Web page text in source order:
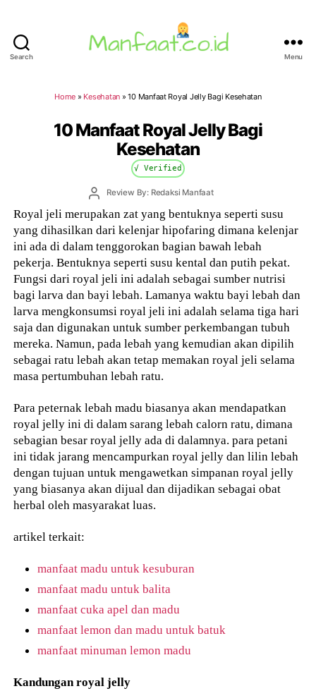
Search Menu
Home » Kesehatan »10 Manfaat Royal Jelly Bagi Kesehatan
10 Manfaat Royal Jelly Bagi
Kesehatan
√ Verified
PostReview By: Redaksi Manfaat
Royal jeli merupakan zat yang bentuknya seperti susu
yang dihasilkan dari kelenjar hipofaring dimana kelenjar
ini ada di dalam tenggorokan bagian bawah lebah
pekerja. Bentuknya seperti susu kental dan putih pekat.
Fungsi dari royal jeli ini adalah sebagai sumber nutrisi
bagi larva dan bayi lebah. Lamanya waktu bayi lebah dan
larva mengkonsumsi royal jeli ini adalah selama tiga hari
saja dan digunakan untuk sumber perkembangan tubuh
mereka. Namun, pada lebah yang kemudian akan dipilih
sebagai ratu lebah akan tetap memakan royal jeli selama
masa pertumbuhan lebah ratu.
Para peternak lebah madu biasanya akan mendapatkan
royal jelly ini di dalam sarang lebah calorn ratu, dimana
sebagian besar royal jelly ada di dalamnya. para petani
ini tidak jarang mencampurkan royal jelly dan lilin lebah
dengan tujuan untuk mengawetkan simpanan royal jelly
yang biasanya akan dijual dan dijadikan sebagai obat
herbal oleh masyarakat luas.
artikel terkait:
manfaat madu untuk kesuburan
manfaat madu untuk balita
manfaat cuka apel dan madu
manfaat lemon dan madu untuk batuk
manfaat minuman lemon madu
Kandungan royal jelly